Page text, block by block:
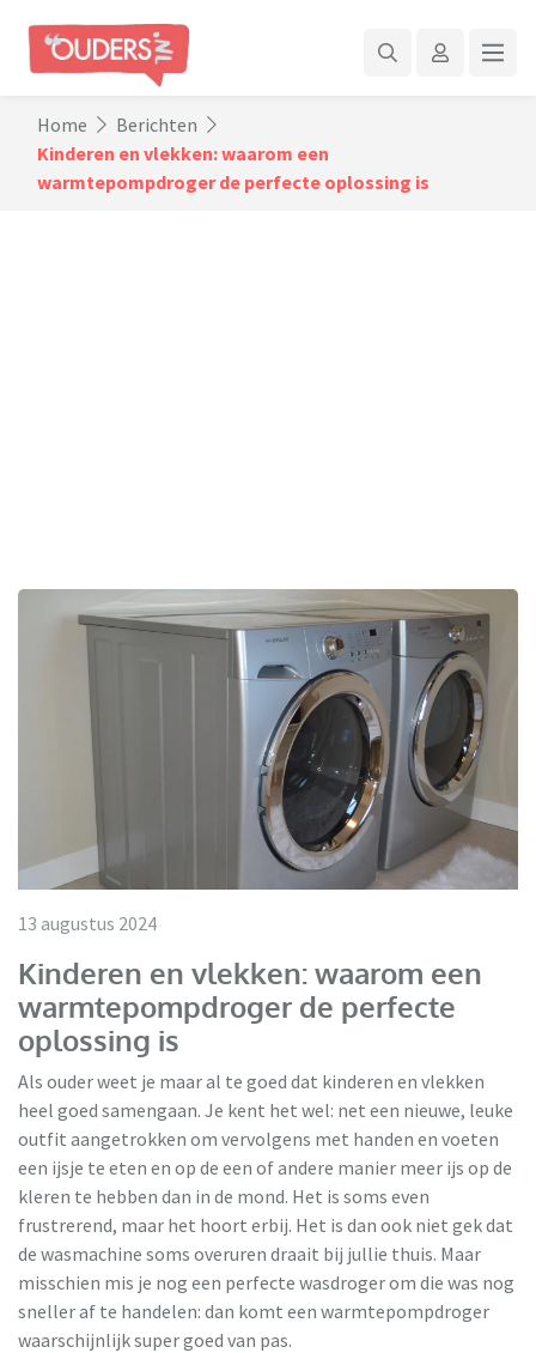
Home
Berichten
Kinderen en vlekken: waarom een
warmtepompdroger de perfecte oplossing is
13 augustus 2024
Kinderen en vlekken: waarom een
warmtepompdroger de perfecte
oplossing is
Als ouder weet je maar al te goed dat kinderen en vlekken
heel goed samengaan. Je kent het wel: net een nieuwe, leuke
outfit aangetrokken om vervolgens met handen en voeten
een ijsje te eten en op de een of andere manier meer ijs op de
kleren te hebben dan in de mond. Het is soms even
frustrerend, maar het hoort erbij. Het is dan ook niet gek dat
de wasmachine soms overuren draait bij jullie thuis. Maar
misschien mis je nog een perfecte wasdroger om die was nog
sneller af te handelen: dan komt een warmtepompdroger
waarschijnlijk super goed van pas.